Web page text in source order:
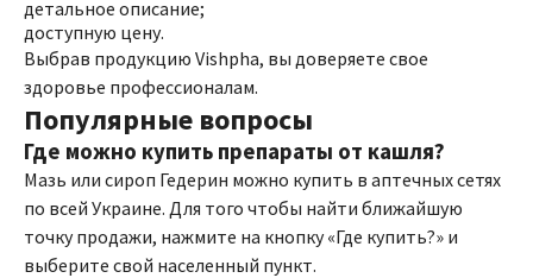
детальное описание;
доступную цену.
Выбрав продукцию Vishpha, вы доверяете свое
здоровье профессионалам.
Популярные вопросы
Где можно купить препараты от кашля?
Мазь или сироп Гедерин можно купить в аптечных сетях
по всей Украине. Для того чтобы найти ближайшую
точку продажи, нажмите на кнопку «Где купить?» и
выберите свой населенный пункт.